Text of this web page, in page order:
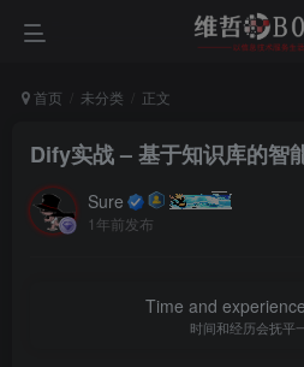
首页 未分类 正文
Dify实战 – 基于知识库的智
Sure
1年前发布
Time and
时间和经历会抚平